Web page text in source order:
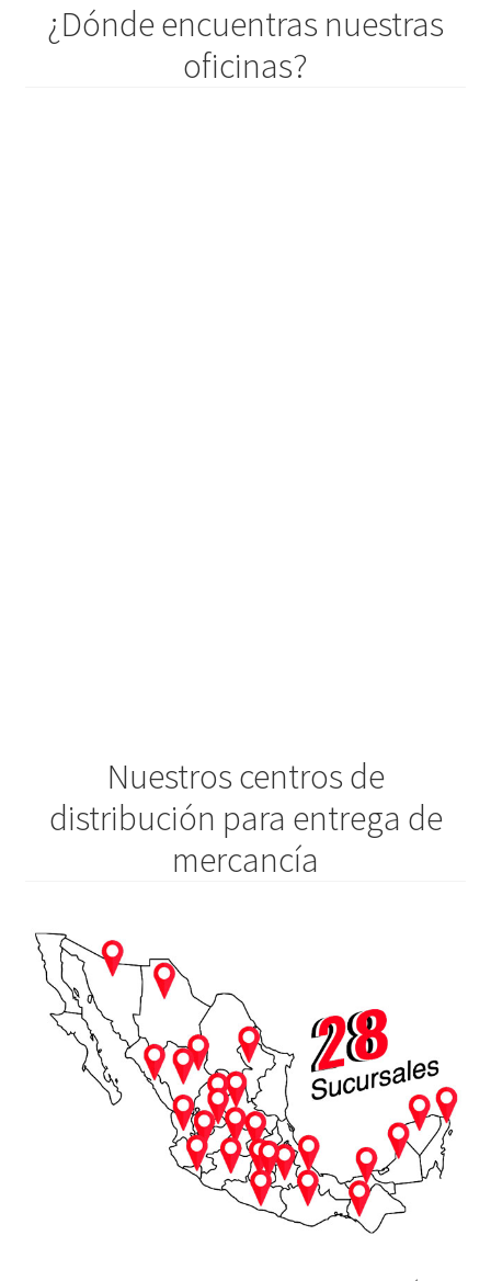
¿Dónde encuentras nuestras
oficinas?
Nuestros centros de
distribución para entrega de
mercancía